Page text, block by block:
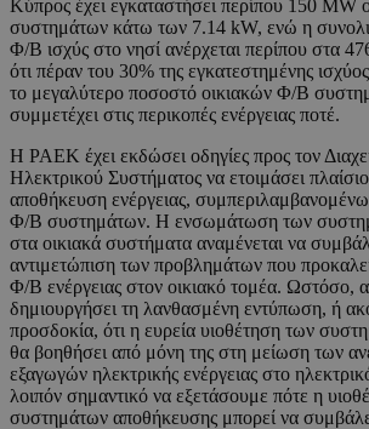
Κύπρος έχει εγκαταστήσει περίπου 150 MW
συστημάτων κάτω των 7.14 kW, ενώ η
Φ/Β ισχύς στο νησί ανέρχεται περίπου στα
ότι πέραν του 30% της εγκατεστημένης
το μεγαλύτερο ποσοστό οικιακών Φ/Β
συμμετέχει στις περικοπές ενέργειας ποτέ.
Η ΡΑΕΚ έχει εκδώσει οδηγίες προς τον
Ηλεκτρικού Συστήματος να ετοιμάσει
αποθήκευση ενέργειας,
Φ/Β συστημάτων. Η ενσωμάτωση των
στα οικιακά συστήματα αναμένεται να
αντιμετώπιση των προβλημάτων που
Φ/Β ενέργειας στον οικιακό τομέα. Ωστόσο,
δημιουργήσει τη λανθασμένη εντύπωση, ή
προσδοκία, ότι η ευρεία υιοθέτηση των
θα βοηθήσει από μόνη της στη μείωση των
εξαγωγών ηλεκτρικής ενέργειας στο
λοιπόν σημαντικό να εξετάσουμε πότε η
συστημάτων αποθήκευσης μπορεί να